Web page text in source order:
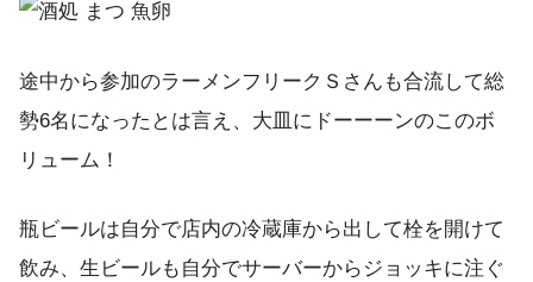
途中から参加のラーメンフリークＳさんも合流して総
勢6名になったとは言え、大皿にドーーーンのこのボ
リューム！
瓶ビールは自分で店内の冷蔵庫から出して栓を開けて
飲み、生ビールも自分でサーバーからジョッキに注ぐ